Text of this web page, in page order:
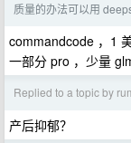
质量的办法可以用
commandcode ，1
一部分 pro ，少量
Replied to a topic by
产后抑郁？